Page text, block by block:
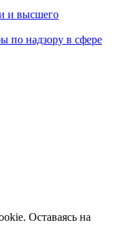
и высшего
по надзору в сфере
Оставаясь на